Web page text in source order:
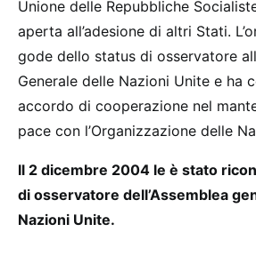
Unione delle Repubbliche
aperta all’adesione di altri Stati.
gode dello status di osservatore
Generale delle Nazioni Unite e ha
accordo di cooperazione nel
pace con l’Organizzazione delle
Il 2 dicembre 2004 le è stato
di osservatore dell’Assemblea
Nazioni Unite.